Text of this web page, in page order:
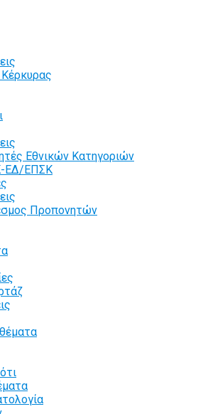
Κέρκυρας
Εθνικών Κατηγοριών
ΕΔ/ΕΠΣΚ
Προπονητών